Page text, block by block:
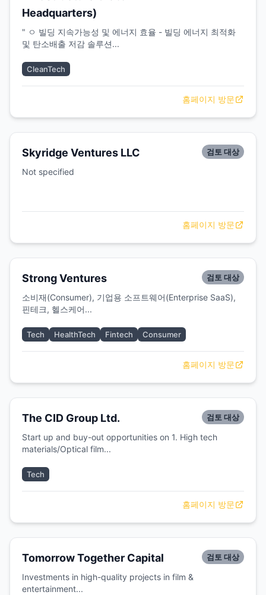
Headquarters)
" ㅇ 빌딩 지속가능성 및 에너지 효율 - 빌딩 에너지 최적화
및 탄소배출 저감 솔루션...
CleanTech
홈페이지 방문
Skyridge Ventures LLC 검토 대상
Not specified
홈페이지 방문
Strong Ventures 검토 대상
소비재(Consumer), 기업용 소프트웨어(Enterprise SaaS),
핀테크, 헬스케어...
Tech HealthTech Fintech Consumer
홈페이지 방문
The CID Group Ltd. 검토 대상
Start up and buy-out opportunities on 1. High tech
materials/Optical film...
Tech
홈페이지 방문
Tomorrow Together Capital 검토 대상
Investments in high-quality projects in film &
entertainment...